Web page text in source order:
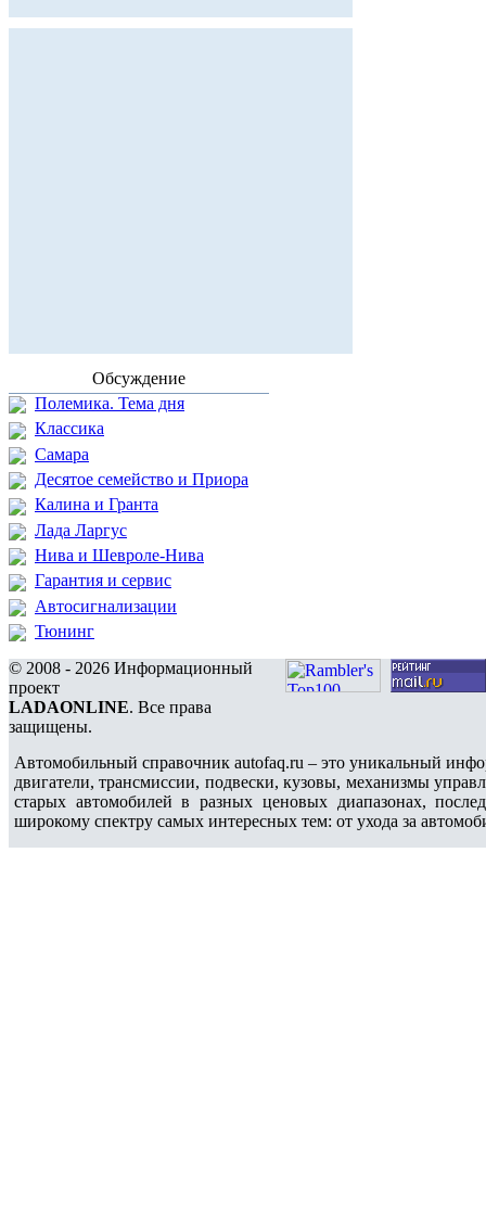
Обсуждение
Полемика. Тема дня
Классика
Самара
Десятое семейство и Приора
Калина и Гранта
Лада Ларгус
Нива и Шевроле-Нива
Гарантия и сервис
Автосигнализации
Тюнинг
© 2008 - 2026 Информационный
проект
LADAONLINE. Все права
защищены.
Автомобильный справочник autofaq.ru – это уникальный
двигатели, трансмиссии, подвески, кузовы, механизмы
старых автомобилей в разных ценовых диапазонах,
широкому спектру самых интересных тем: от ухода за